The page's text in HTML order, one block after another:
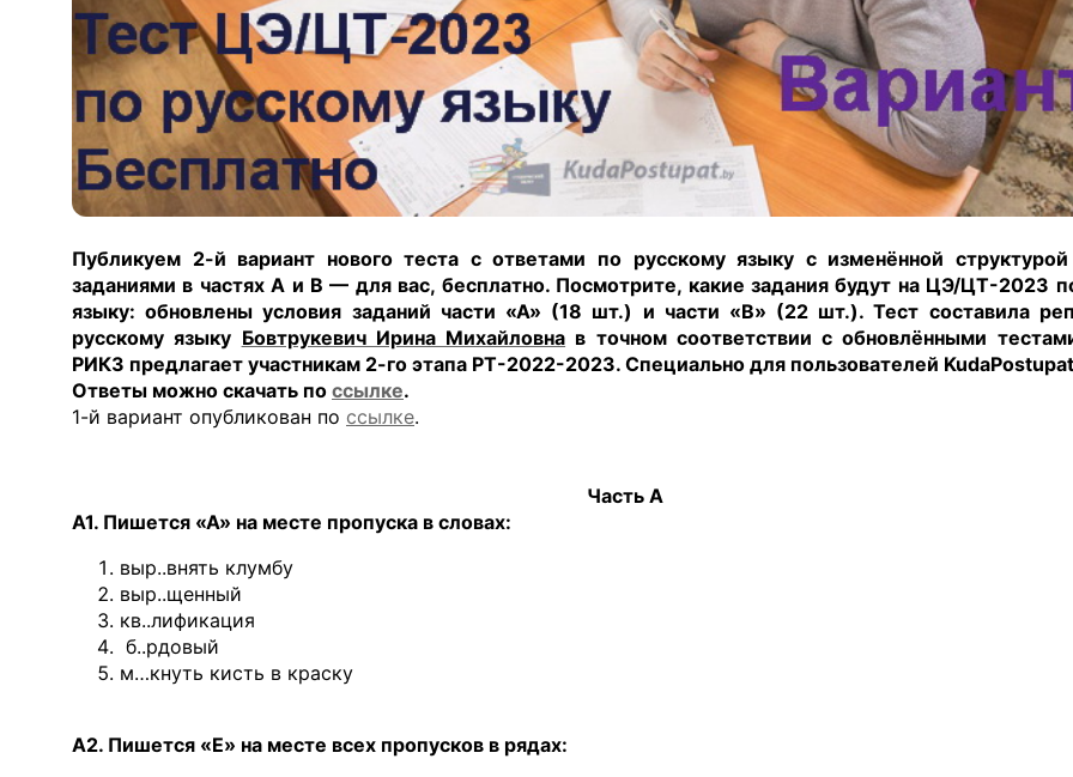
Публикуем 2-й вариант нового теста с ответами по русскому языку с изменённой
заданиями в частях А и В — для вас, бесплатно. Посмотрите, какие задания будут на ЦЭ/ЦТ-2023
языку: обновлены условия заданий части «А» (18 шт.) и части «В» (22 шт.). Тест составила
русскому языку Бовтрукевич Ирина Михайловна в точном соответствии с обновлёнными
РИКЗ предлагает участникам 2-го этапа РТ-2022-2023. Специально для пользователей
Ответы можно скачать по ссылке.
1-й вариант опубликован по ссылке.
Часть А
А1. Пишется «А» на месте пропуска в словах:
выр..внять клумбу
выр..щенный
кв..лификация
б..рдовый
м…кнуть кисть в краску
А2. Пишется «Е» на месте всех пропусков в рядах: